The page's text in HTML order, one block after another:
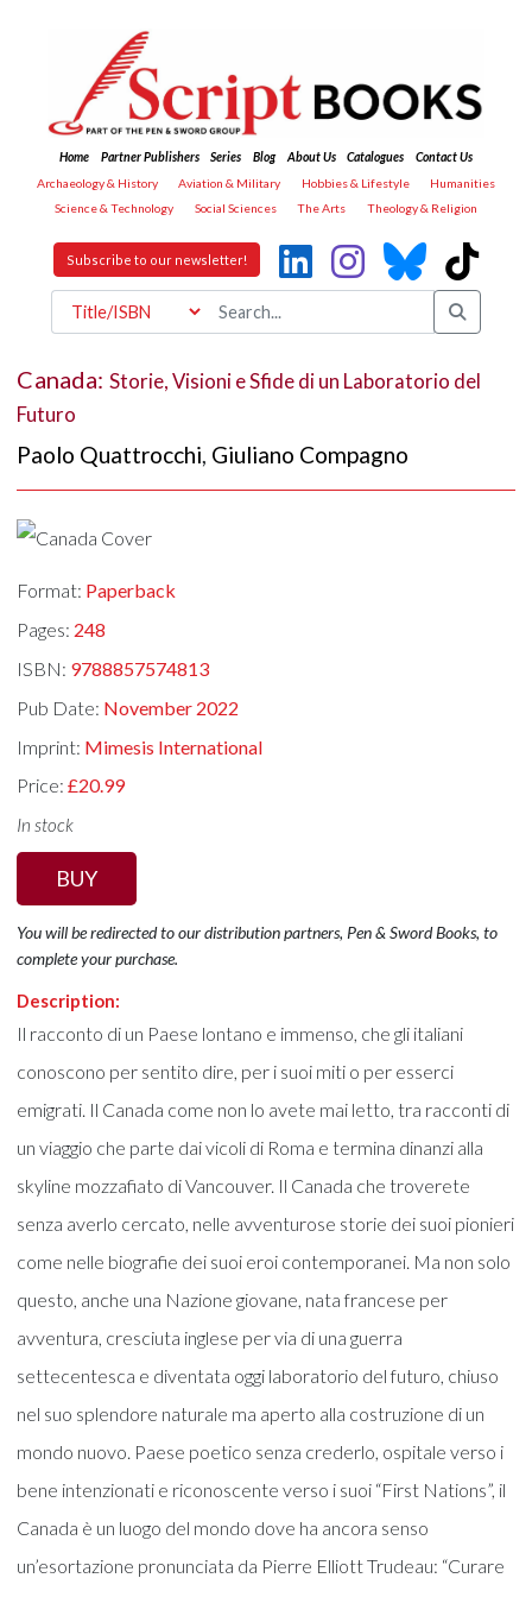
Home Partner Publishers Series Blog About Us Catalogues
Contact Us
Archaeology & History
Aviation & Military Hobbies & Lifestyle
Humanities
Science & Technology
Social Sciences The Arts Theology & Religion
Subscribe to our newsletter!
Canada: Storie, Visioni e Sfide di un Laboratorio del
Futuro
Paolo Quattrocchi, Giuliano Compagno
Format: Paperback
Pages: 248
ISBN: 9788857574813
Pub Date: November 2022
Imprint: Mimesis International
Price:£20.99
In stock
BUY
You will be redirected to our distribution partners, Pen & Sword Books, to
complete your purchase.
Description:
Il racconto di un Paese lontano e immenso, che gli italiani
conoscono per sentito dire, per i suoi miti o per esserci
emigrati. Il Canada come non lo avete mai letto, tra racconti di
un viaggio che parte dai vicoli di Roma e termina dinanzi alla
skyline mozzafiato di Vancouver. Il Canada che troverete
senza averlo cercato, nelle avventurose storie dei suoi pionieri
come nelle biografie dei suoi eroi contemporanei. Ma non solo
questo, anche una Nazione giovane, nata francese per
avventura, cresciuta inglese per via di una guerra
settecentesca e diventata oggi laboratorio del futuro, chiuso
nel suo splendore naturale ma aperto alla costruzione di un
mondo nuovo. Paese poetico senza crederlo, ospitale verso i
bene intenzionati e riconoscente verso i suoi “First Nations”, il
Canada è un luogo del mondo dove ha ancora senso
un’esortazione pronunciata da Pierre Elliott Trudeau: “Curare